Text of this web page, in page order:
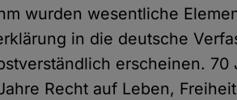
wurden wesentliche
in die deutsche
erscheinen.
Recht auf Leben,